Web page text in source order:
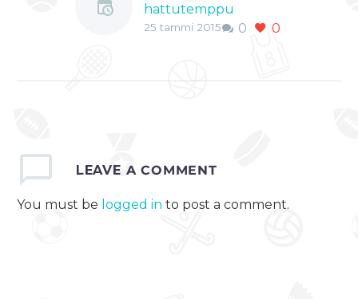
hattutemppu
Suomi pelasi
0 0
25 tammi 2015
LEAVE A COMMENT
You must be logged in to post a comment.